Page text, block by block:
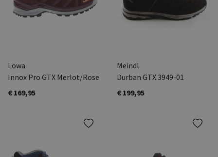
Lowa
Innox Pro GTX Merlot/Rose
€ 169,95
Meindl
Durban GTX 3949-01
€ 199,95